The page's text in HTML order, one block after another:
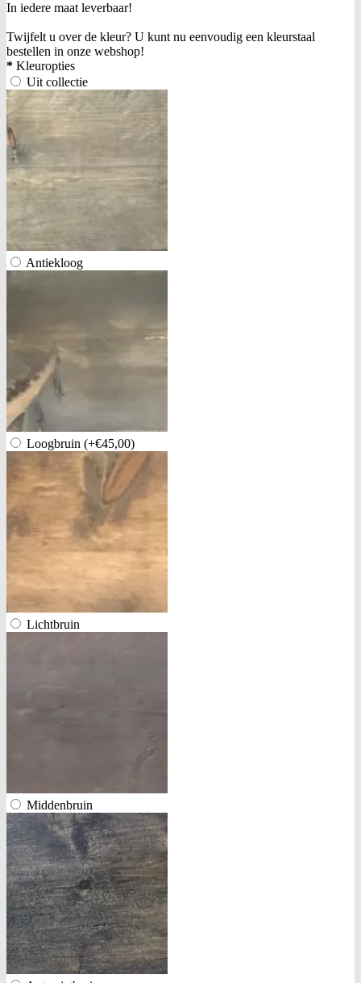
In iedere maat leverbaar!
Twijfelt u over de kleur? U kunt nu eenvoudig een kleurstaal
bestellen in onze webshop!
* Kleuropties
Uit collectie
Antiekloog
Loogbruin (+€45,00)
Lichtbruin
Middenbruin